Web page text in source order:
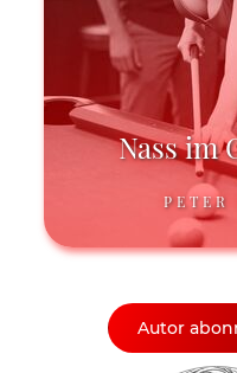
Nass im
PETER
Autor